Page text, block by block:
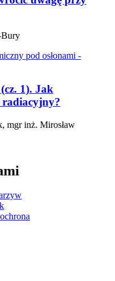
Bury
1). Jak
radiacyjny?
mgr inż. Mirosław